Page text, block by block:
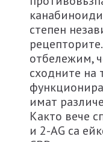
степен
отбележим,
сходните на
имат
Както вече
и 2-AG са